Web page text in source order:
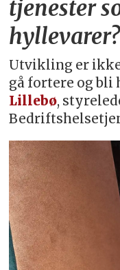
tjenester
hyllevarer?
Utvikling er
gå fortere og
Lillebø,